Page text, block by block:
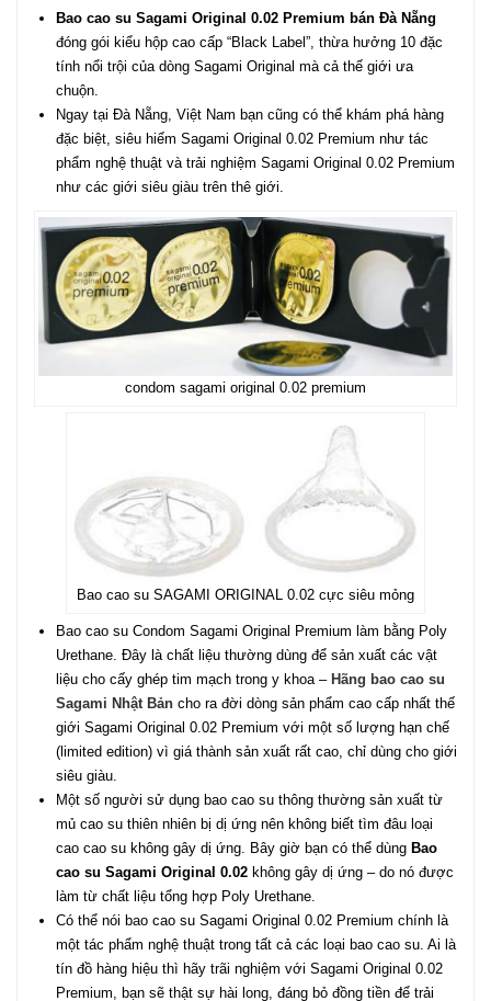
Bao cao su Sagami Original 0.02 Premium bán Đà Nẵng
đóng gói kiểu hộp cao cấp “Black Label”, thừa hưởng 10 đặc
tính nổi trội của dòng Sagami Original mà cả thế giới ưa
chuộn.
Ngay tại Đà Nẵng, Việt Nam bạn cũng có thể khám phá hàng
đặc biệt, siêu hiếm Sagami Original 0.02 Premium như tác
phẩm nghệ thuật và trải nghiệm Sagami Original 0.02 Premium
như các giới siêu giàu trên thê giới.
condom sagami original 0.02 premium
Bao cao su SAGAMI ORIGINAL 0.02 cực siêu mỏng
Bao cao su Condom Sagami Original Premium làm bằng Poly
Urethane. Đây là chất liệu thường dùng để sản xuất các vật
liệu cho cấy ghép tim mạch trong y khoa – Hãng bao cao su
Sagami Nhật Bản cho ra đời dòng sản phẩm cao cấp nhất thế
giới Sagami Original 0.02 Premium với một số lượng hạn chế
(limited edition) vì giá thành sản xuất rất cao, chỉ dùng cho giới
siêu giàu.
Một số người sử dụng bao cao su thông thường sản xuất từ
mủ cao su thiên nhiên bị dị ứng nên không biết tìm đâu loại
cao cao su không gây dị ứng. Bây giờ bạn có thể dùng Bao
cao su Sagami Original 0.02 không gây dị ứng – do nó được
làm từ chất liệu tổng hợp Poly Urethane.
Có thể nói bao cao su Sagami Original 0.02 Premium chính là
một tác phẩm nghệ thuật trong tất cả các loại bao cao su. Ai là
tín đồ hàng hiệu thì hãy trãi nghiệm với Sagami Original 0.02
Premium, bạn sẽ thật sự hài long, đáng bỏ đồng tiền để trải